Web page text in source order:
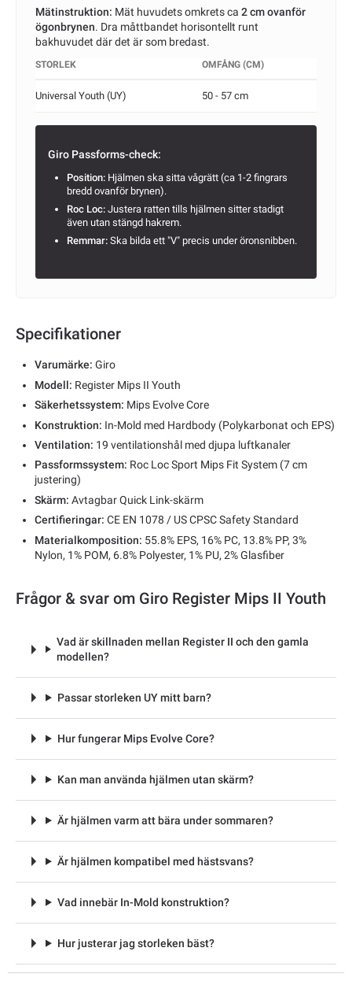
Mätinstruktion: Mät huvudets omkrets ca 2 cm ovanför
ögonbrynen. Dra måttbandet horisontellt runt
bakhuvudet där det är som bredast.
STORLEK OMFÅNG (CM)
Universal Youth (UY) 50 - 57 cm
Giro Passforms-check:
Position: Hjälmen ska sitta vågrätt (ca 1-2 fingrars
bredd ovanför brynen).
Roc Loc: Justera ratten tills hjälmen sitter stadigt
även utan stängd hakrem.
Remmar: Ska bilda ett "V" precis under öronsnibben.
Specifikationer
Varumärke: Giro
Modell: Register Mips II Youth
Säkerhetssystem: Mips Evolve Core
Konstruktion: In-Mold med Hardbody (Polykarbonat och EPS)
Ventilation: 19 ventilationshål med djupa luftkanaler
Passformssystem: Roc Loc Sport Mips Fit System (7 cm
justering)
Skärm: Avtagbar Quick Link-skärm
Certifieringar: CE EN 1078 / US CPSC Safety Standard
Materialkomposition: 55.8% EPS, 16% PC, 13.8% PP, 3%
Nylon, 1% POM, 6.8% Polyester, 1% PU, 2% Glasfiber
Frågor & svar om Giro Register Mips II Youth
Vad är skillnaden mellan Register II och den gamla
modellen?
Passar storleken UY mitt barn?
Hur fungerar Mips Evolve Core?
Kan man använda hjälmen utan skärm?
Är hjälmen varm att bära under sommaren?
Är hjälmen kompatibel med hästsvans?
Vad innebär In-Mold konstruktion?
Hur justerar jag storleken bäst?